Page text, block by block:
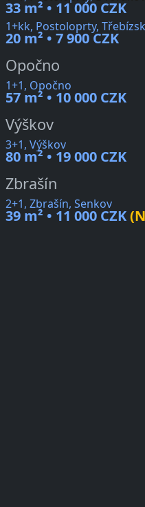
33 m² • 11 000 CZK
1+kk, Postoloprty,
20 m² • 7 900 CZK
Opočno
1+1, Opočno
57 m² • 10 000 CZK
Výškov
3+1, Výškov
80 m² • 19 000 CZK
Zbrašín
2+1, Zbrašín, Senkov
39 m² • 11 000 CZK